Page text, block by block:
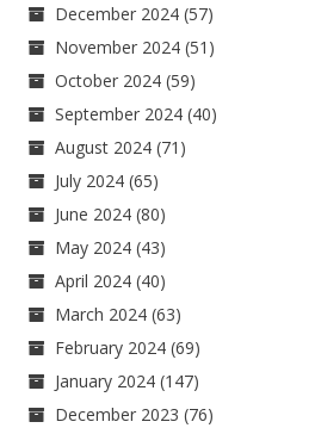
December 2024 (57)
November 2024 (51)
October 2024 (59)
September 2024 (40)
August 2024 (71)
July 2024 (65)
June 2024 (80)
May 2024 (43)
April 2024 (40)
March 2024 (63)
February 2024 (69)
January 2024 (147)
December 2023 (76)